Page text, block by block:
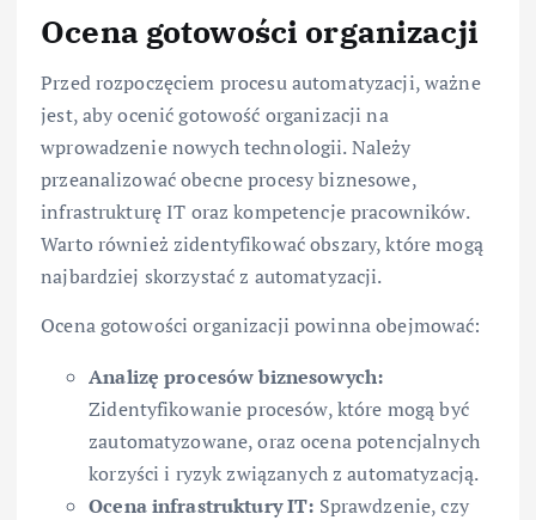
Ocena gotowości organizacji
Przed rozpoczęciem procesu automatyzacji, ważne
jest, aby ocenić gotowość organizacji na
wprowadzenie nowych technologii. Należy
przeanalizować obecne procesy biznesowe,
infrastrukturę IT oraz kompetencje pracowników.
Warto również zidentyfikować obszary, które mogą
najbardziej skorzystać z automatyzacji.
Ocena gotowości organizacji powinna obejmować:
Analizę procesów biznesowych:
Zidentyfikowanie procesów, które mogą być
zautomatyzowane, oraz ocena potencjalnych
korzyści i ryzyk związanych z automatyzacją.
Ocena infrastruktury IT: Sprawdzenie, czy